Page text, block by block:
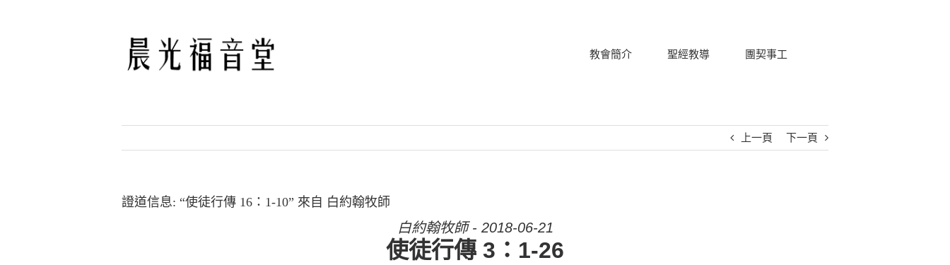
教會簡介 聖經教導 團契事工
上一頁 下一頁
證道信息: “使徒行傳 16：1-10” 來自 白約翰牧師
白約翰牧師 - 2018-06-21
使徒行傳 3：1-26